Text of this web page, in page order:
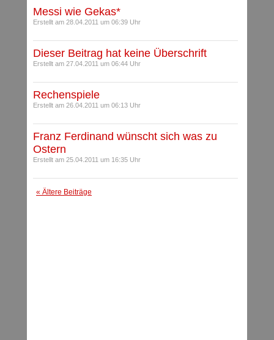
Messi wie Gekas*
Erstellt am 28.04.2011 um 06:39 Uhr
Dieser Beitrag hat keine Überschrift
Erstellt am 27.04.2011 um 06:44 Uhr
Rechenspiele
Erstellt am 26.04.2011 um 06:13 Uhr
Franz Ferdinand wünscht sich was zu
Ostern
Erstellt am 25.04.2011 um 16:35 Uhr
« Ältere Beiträge